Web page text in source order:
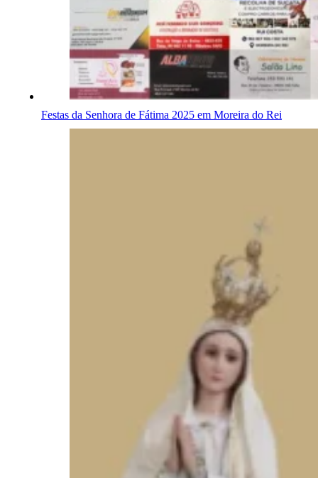
Festas da Senhora de Fátima 2025 em Moreira do Rei